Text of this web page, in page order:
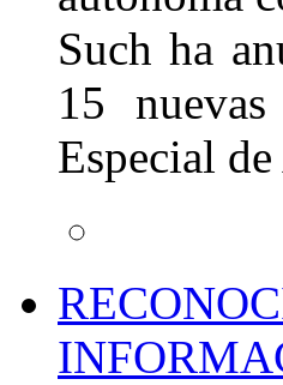
Such ha
15
Especial